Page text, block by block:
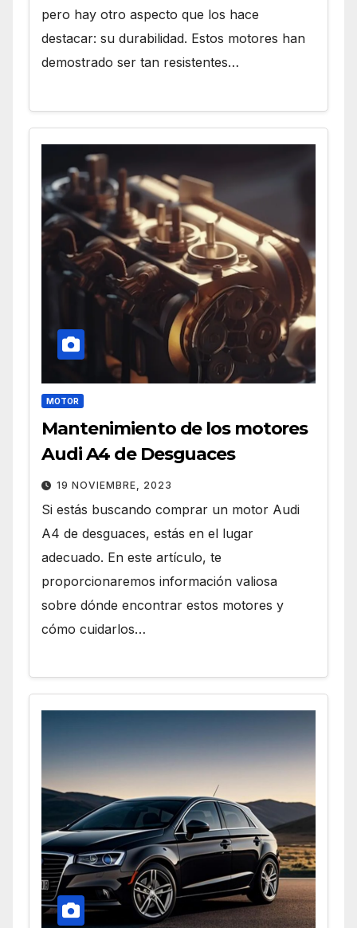
pero hay otro aspecto que los hace
destacar: su durabilidad. Estos motores han
demostrado ser tan resistentes…
MOTOR
Mantenimiento de los motores
Audi A4 de Desguaces
19 NOVIEMBRE, 2023
Si estás buscando comprar un motor Audi
A4 de desguaces, estás en el lugar
adecuado. En este artículo, te
proporcionaremos información valiosa
sobre dónde encontrar estos motores y
cómo cuidarlos…